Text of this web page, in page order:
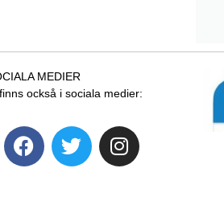
MEDIER
också i sociala medier: